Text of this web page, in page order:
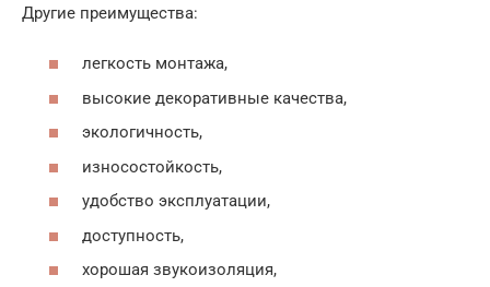
Другие преимущества:
легкость монтажа,
высокие декоративные качества,
экологичность,
износостойкость,
удобство эксплуатации,
доступность,
хорошая звукоизоляция,